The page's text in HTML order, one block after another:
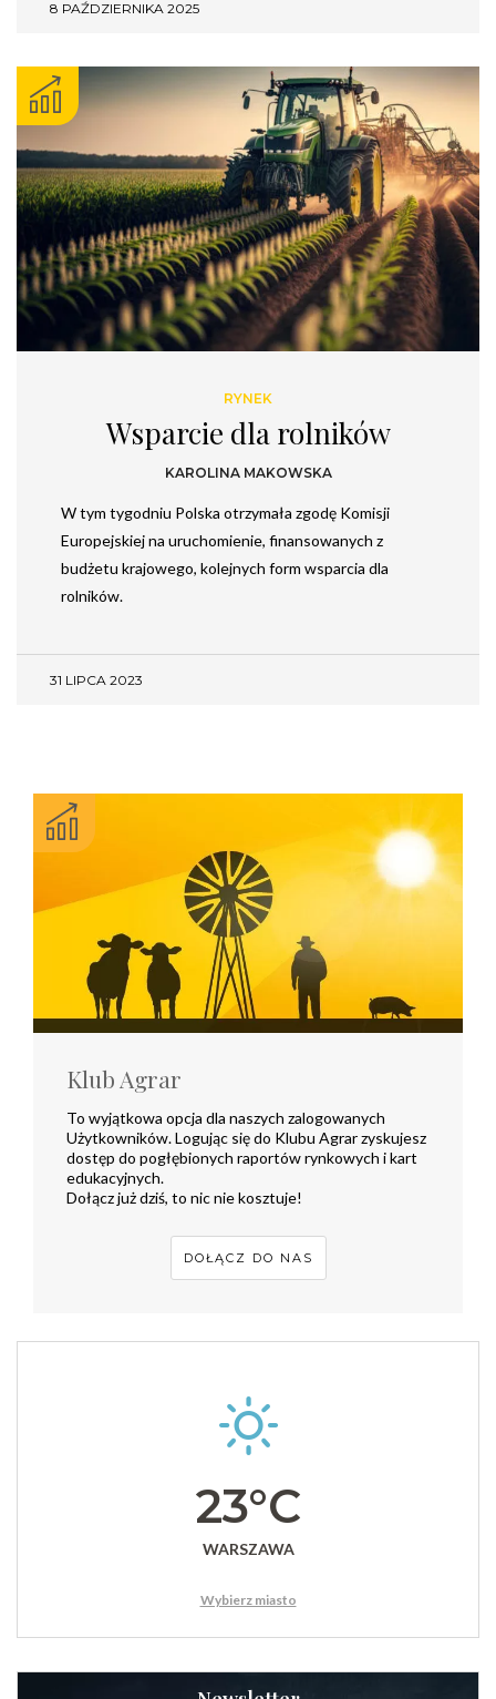
8 PAŹDZIERNIKA 2025
RYNEK
Wsparcie dla rolników
KAROLINA MAKOWSKA
W tym tygodniu Polska otrzymała zgodę Komisji
Europejskiej na uruchomienie, finansowanych z
budżetu krajowego, kolejnych form wsparcia dla
rolników.
31 LIPCA 2023
Klub Agrar
To wyjątkowa opcja dla naszych zalogowanych
Użytkowników. Logując się do Klubu Agrar zyskujesz
dostęp do pogłębionych raportów rynkowych i kart
edukacyjnych.
Dołącz już dziś, to nic nie kosztuje!
DOŁĄCZ DO NAS
23°C
WARSZAWA
Wybierz miasto